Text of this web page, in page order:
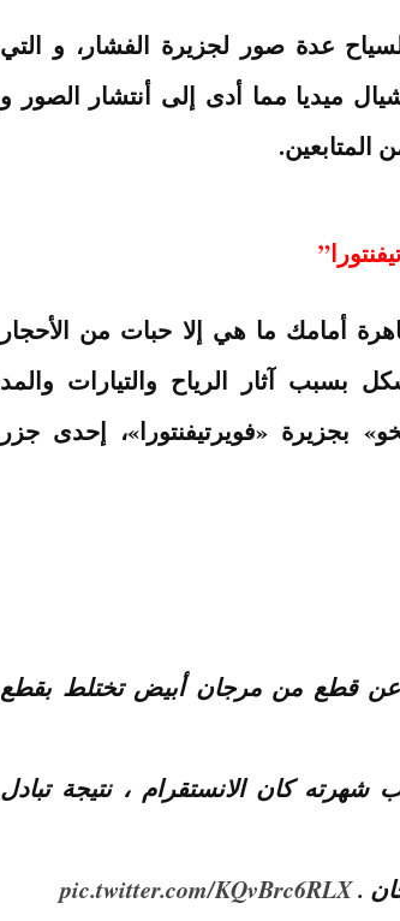
عدة صور لجزيرة الفشار، و التي
ميديا مما أدى إلى أنتشار الصور و
المتابعين.
أمامك ما هي إلا حبات من الأحجار
بسبب آثار الرياح والتيارات والمد
بجزيرة «فويرتيفنتورا»، إحدى جزر
عن قطع من مرجان أبيض تختلط بقطع
كان الانستقرام ، نتيجة تبادل
.
pic.twitter.com/KQvBrc6RLX